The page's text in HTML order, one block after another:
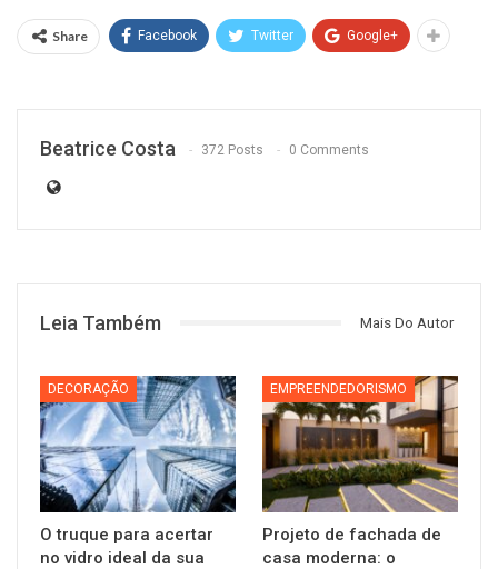
Share Facebook Twitter Google+
Beatrice Costa 372 Posts 0 Comments
Leia Também Mais Do Autor
DECORAÇÃO
O truque para acertar
no vidro ideal da sua
EMPREENDEDORISMO
Projeto de fachada de
casa moderna: o